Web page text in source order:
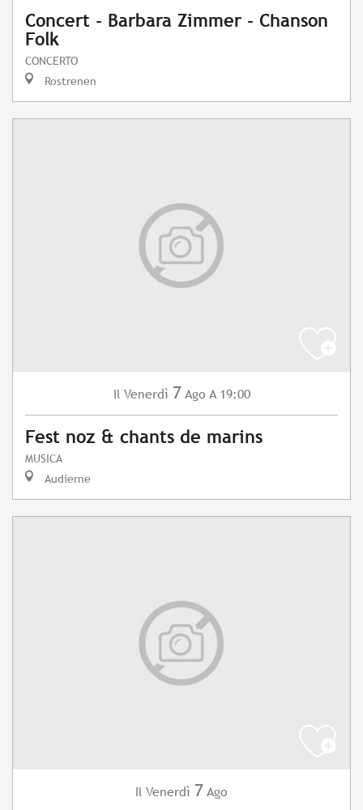
Concert - Barbara Zimmer - Chanson
Folk
CONCERTO
Rostrenen
Il Venerdì 7 Ago A 19:00
Fest noz & chants de marins
MUSICA
Audierne
Il Venerdì 7 Ago